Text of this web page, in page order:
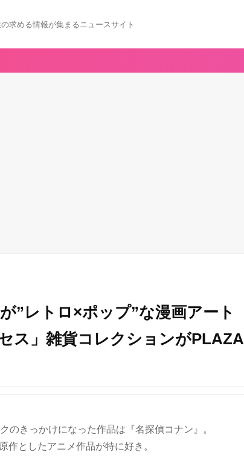
求める情報が集まるニュースサイト
”レトロ×ポップ”な漫画アート
ス」雑貨コレクションがPLAZA
のきっかけになった作品は『名探偵コナン』。
作としたアニメ作品が特に好き。